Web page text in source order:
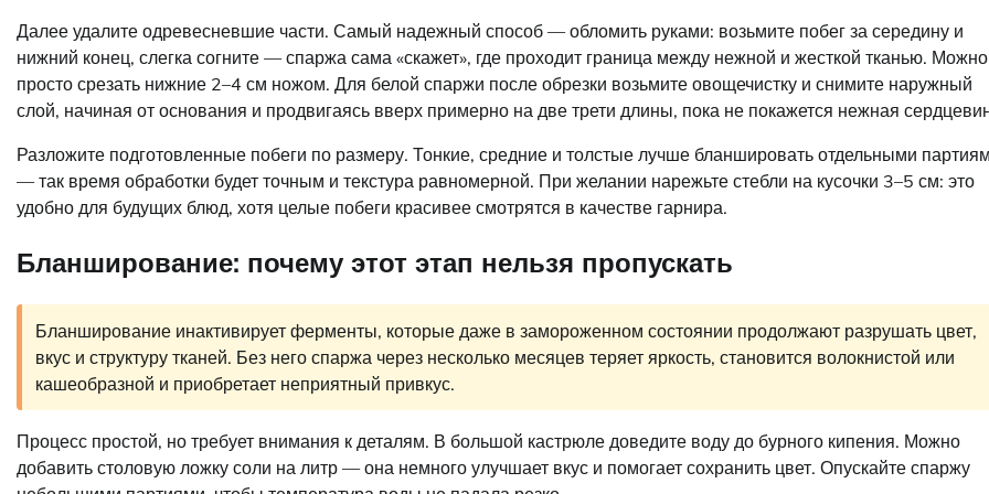
Далее удалите одревесневшие части. Самый надежный способ — обломить руками: возьмите побег за середину и
нижний конец, слегка согните — спаржа сама «скажет», где проходит граница между нежной и жесткой тканью. Можно
просто срезать нижние 2–4 см ножом. Для белой спаржи после обрезки возьмите овощечистку и снимите наружный
слой, начиная от основания и продвигаясь вверх примерно на две трети длины, пока не покажется нежная
Разложите подготовленные побеги по размеру. Тонкие, средние и толстые лучше бланшировать отдельными
— так время обработки будет точным и текстура равномерной. При желании нарежьте стебли на кусочки 3–5 см: это
удобно для будущих блюд, хотя целые побеги красивее смотрятся в качестве гарнира.
Бланширование: почему этот этап нельзя пропускать
Бланширование инактивирует ферменты, которые даже в замороженном состоянии продолжают разрушать цвет,
вкус и структуру тканей. Без него спаржа через несколько месяцев теряет яркость, становится волокнистой или
кашеобразной и приобретает неприятный привкус.
Процесс простой, но требует внимания к деталям. В большой кастрюле доведите воду до бурного кипения. Можно
добавить столовую ложку соли на литр — она немного улучшает вкус и помогает сохранить цвет. Опускайте спаржу